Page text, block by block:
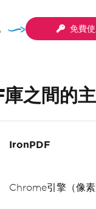
免費
之間的
IronPDF
Chrome引擎（像素